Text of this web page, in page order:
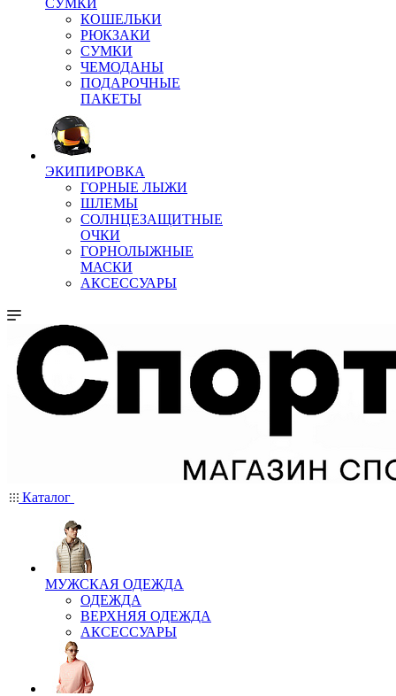
СУМКИ
КОШЕЛЬКИ
РЮКЗАКИ
СУМКИ
ЧЕМОДАНЫ
ПОДАРОЧНЫЕ
ПАКЕТЫ
ЭКИПИРОВКА
ГОРНЫЕ ЛЫЖИ
ШЛЕМЫ
СОЛНЦЕЗАЩИТНЫЕ
ОЧКИ
ГОРНОЛЫЖНЫЕ
МАСКИ
АКСЕССУАРЫ
Каталог
МУЖСКАЯ ОДЕЖДА
ОДЕЖДА
ВЕРХНЯЯ ОДЕЖДА
АКСЕССУАРЫ